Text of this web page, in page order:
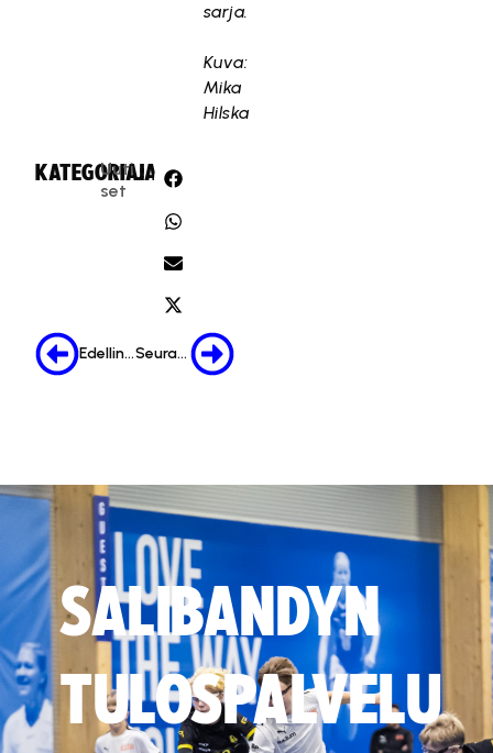
sarja.
Kuva:
Mika
Hilska
KATEGORIA:
Uuti
set
JAA:
Edellinen Seuraava
SALIBANDYN
TULOSPALVELU